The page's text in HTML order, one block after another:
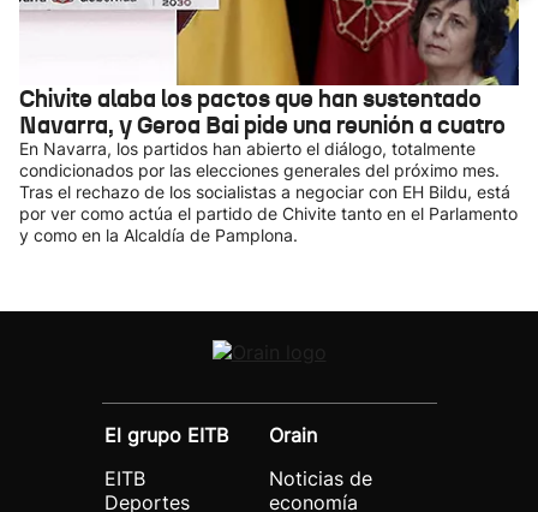
Chivite alaba los pactos que han sustentado
Navarra, y Geroa Bai pide una reunión a cuatro
En Navarra, los partidos han abierto el diálogo, totalmente
condicionados por las elecciones generales del próximo mes.
Tras el rechazo de los socialistas a negociar con EH Bildu, está
por ver como actúa el partido de Chivite tanto en el Parlamento
y como en la Alcaldía de Pamplona.
El grupo EITB
EITB
Deportes
Orain
Noticias de
economía